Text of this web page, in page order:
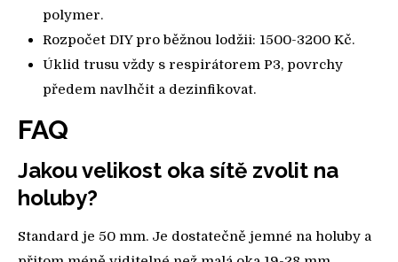
polymer.
Rozpočet DIY pro běžnou lodžii: 1500-3200 Kč.
Úklid trusu vždy s respirátorem P3, povrchy
předem navlhčit a dezinfikovat.
FAQ
Jakou velikost oka sítě zvolit na
holuby?
Standard je 50 mm. Je dostatečně jemné na holuby a